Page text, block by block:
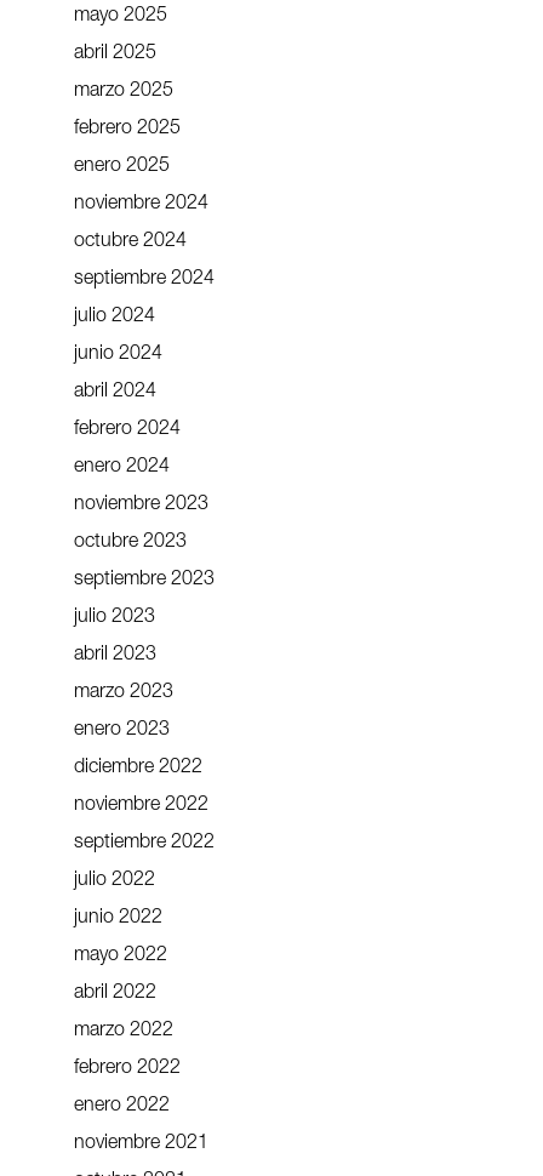
mayo 2025
abril 2025
marzo 2025
febrero 2025
enero 2025
noviembre 2024
octubre 2024
septiembre 2024
julio 2024
junio 2024
abril 2024
febrero 2024
enero 2024
noviembre 2023
octubre 2023
septiembre 2023
julio 2023
abril 2023
marzo 2023
enero 2023
diciembre 2022
noviembre 2022
septiembre 2022
julio 2022
junio 2022
mayo 2022
abril 2022
marzo 2022
febrero 2022
enero 2022
noviembre 2021